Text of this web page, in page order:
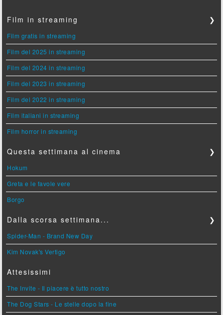
Film in streaming ❯
Film gratis in streaming
Film del 2025 in streaming
Film del 2024 in streaming
Film del 2023 in streaming
Film del 2022 in streaming
Film italiani in streaming
Film horror in streaming
Questa settimana al cinema ❯
Hokum
Greta e le favole vere
Borgo
Dalla scorsa settimana... ❯
Spider-Man - Brand New Day
Kim Novak's Vertigo
Attesissimi
The Invite - Il piacere è tutto nostro
The Dog Stars - Le stelle dopo la fine